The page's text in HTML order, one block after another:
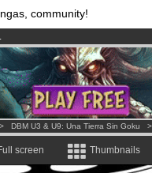
community!
per month !Get membership
comics & mangas!.
DBM U3 & U9: Una Tierra Sin Goku
screen Thumbnails